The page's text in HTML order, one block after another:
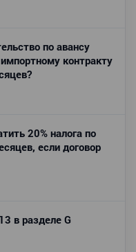
по авансу
контракту
20% налога по
если договор
в разделе G